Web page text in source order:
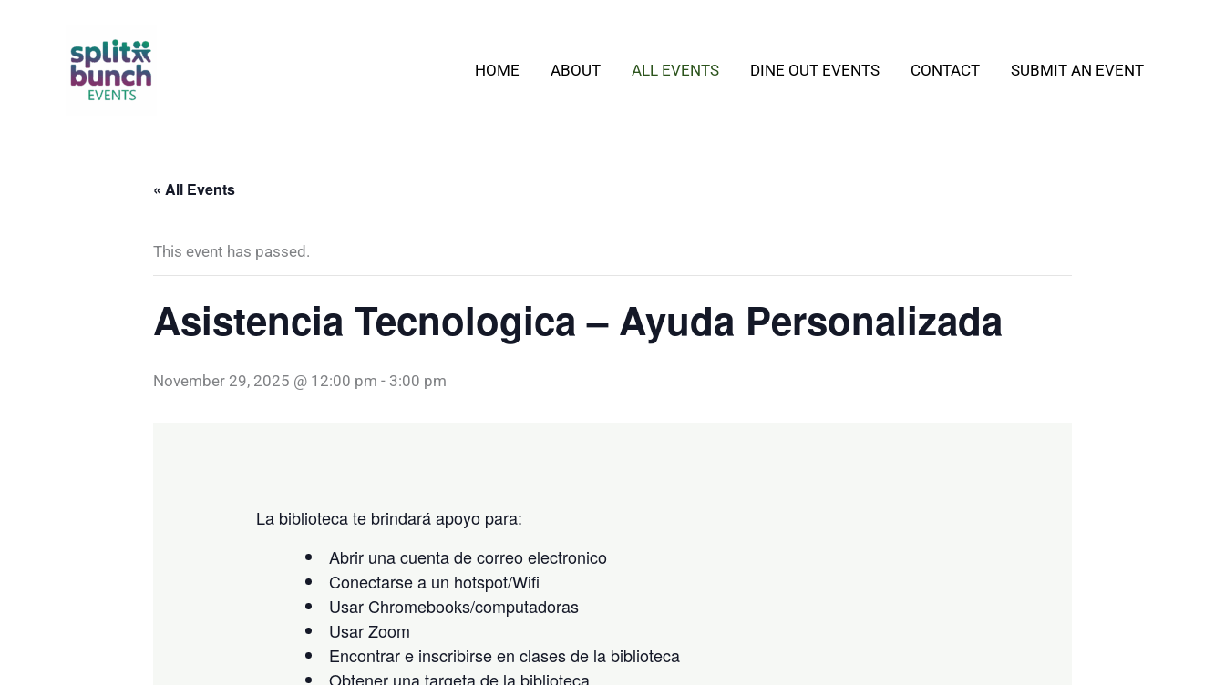
HOME ABOUT ALL EVENTS DINE OUT EVENTS CONTACT SUBMIT AN EVENT
« All Events
This event has passed.
Asistencia Tecnologica – Ayuda Personalizada
November 29, 2025 @ 12:00 pm - 3:00 pm
La biblioteca te brindará apoyo para:
Abrir una cuenta de correo electronico
Conectarse a un hotspot/Wifi
Usar Chromebooks/computadoras
Usar Zoom
Encontrar e inscribirse en clases de la biblioteca
Obtener una targeta de la biblioteca